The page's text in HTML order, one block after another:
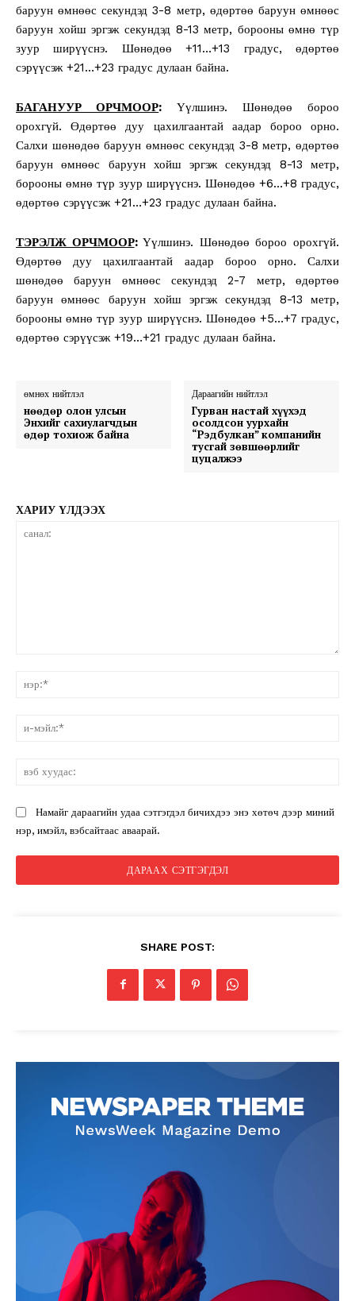
баруун өмнөөс секундэд 3-8 метр, өдөртөө баруун өмнөөс
баруун хойш эргэж секундэд 8-13 метр, борооны өмнө түр
зуур ширүүснэ. Шөнөдөө +11…+13 градус, өдөртөө
сэрүүсэж +21…+23 градус дулаан байна.
БАГАНУУР ОРЧМООР: Үүлшинэ. Шөнөдөө бороо
орохгүй. Өдөртөө дуу цахилгаантай аадар бороо орно.
Салхи шөнөдөө баруун өмнөөс секундэд 3-8 метр, өдөртөө
баруун өмнөөс баруун хойш эргэж секундэд 8-13 метр,
борооны өмнө түр зуур ширүүснэ. Шөнөдөө +6…+8 градус,
өдөртөө сэрүүсэж +21…+23 градус дулаан байна.
ТЭРЭЛЖ ОРЧМООР:Үүлшинэ. Шөнөдөө бороо орохгүй.
Өдөртөө дуу цахилгаантай аадар бороо орно. Салхи
шөнөдөө баруун өмнөөс секундэд 2-7 метр, өдөртөө
баруун өмнөөс баруун хойш эргэж секундэд 8-13 метр,
борооны өмнө түр зуур ширүүснэ. Шөнөдөө +5…+7 градус,
өдөртөө сэрүүсэж +19…+21 градус дулаан байна.
өмнөх нийтлэл
Өнөөдөр олон улсын
Энхийг сахиулагчдын
өдөр тохиож байна
Дараагийн нийтлэл
Гурван настай хүүхэд
осолдсон уурхайн
“Рэдбулкан” компанийн
тусгай зөвшөөрлийг
цуцалжээ
ХАРИУ ҮЛДЭЭХ
Намайг дараагийн удаа сэтгэгдэл бичихдээ энэ хөтөч дээр миний
нэр, имэйл, вэбсайтаас аваарай.
SHARE POST: